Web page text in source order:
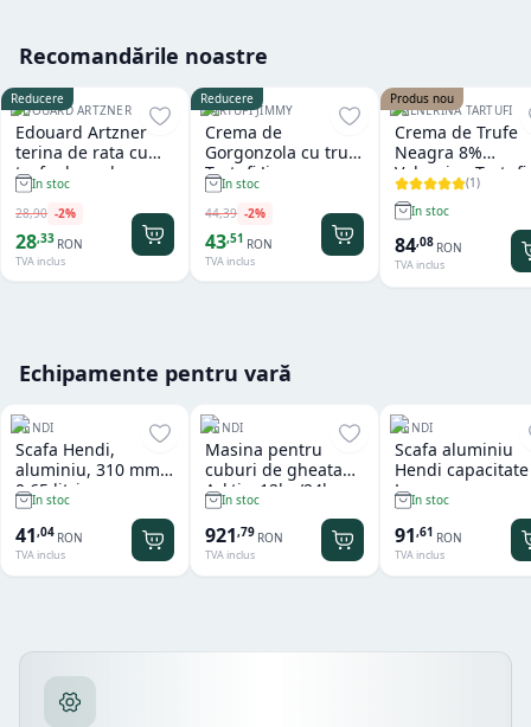
Recomandările noastre
Reducere
EDOUARD ARTZNER
Edouard Artzner
terina de rata cu
trufe de padure
100g
In stoc
28,90 -2%
28,33 RON
TVA inclus
Reducere
TARTUFI JIMMY
Crema de
Gorgonzola cu trufe
Tartufi Jimmy
In stoc
44,39 -2%
43,51 RON
TVA inclus
Produs nou
VALNERINA TARTUFI
Crema de Trufe
Neagra 8%
Valnerina Tartufi
500 gr
(1)
In stoc
84,08 RON
TVA inclus
Echipamente pentru vară
HENDI
Scafa Hendi,
aluminiu, 310 mm,
0.65 litri
In stoc
41,04 RON
TVA inclus
HENDI
Masina pentru
cuburi de gheata
Arktic, 12kg/24h
In stoc
921,79 RON
TVA inclus
HENDI
Scafa aluminiu
Hendi
L In stoc
91,61 RON
TVA inclus